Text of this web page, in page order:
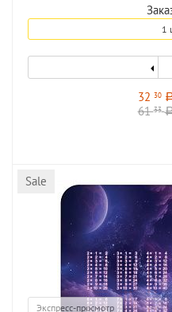
1
32 30
6133
Sale
Экспресс-просмотр